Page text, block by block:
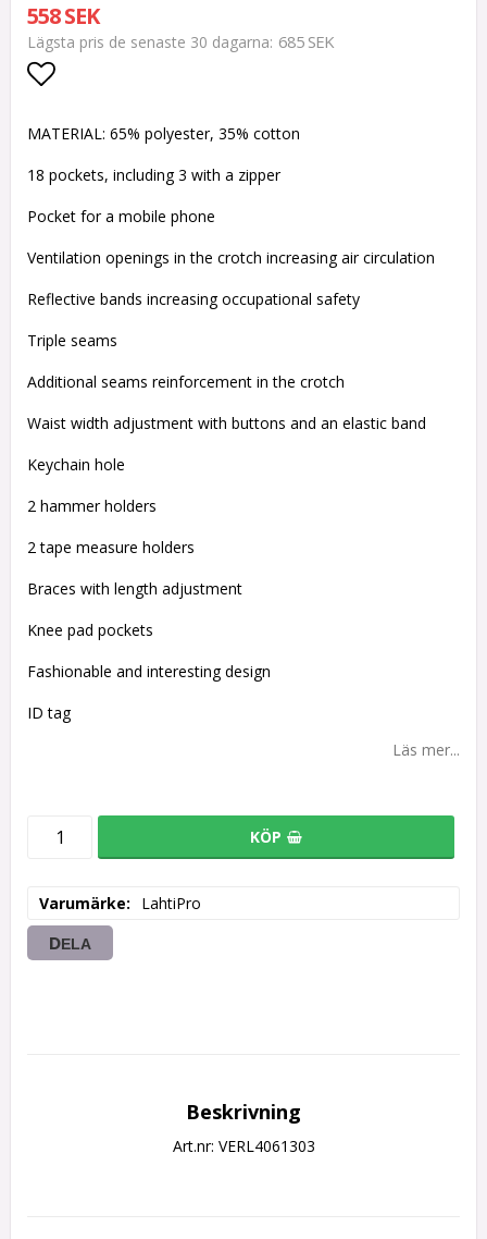
558 SEK
Lägsta pris de senaste 30 dagarna 685 SEK
MATERIAL: 65% polyester, 35% cotton
18 pockets, including 3 with a zipper
Pocket for a mobile phone
Ventilation openings in the crotch increasing air circulation
Reflective bands increasing occupational safety
Triple seams
Additional seams reinforcement in the crotch
Waist width adjustment with buttons and an elastic band
Keychain hole
2 hammer holders
2 tape measure holders
Braces with length adjustment
Knee pad pockets
Fashionable and interesting design
ID tag
Läs mer...
KÖP
Varumärke LahtiPro
DELA
Beskrivning
Art.nr: VERL4061303